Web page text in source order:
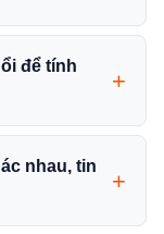
để tính
nhau, tin